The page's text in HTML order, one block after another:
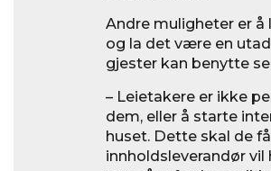
Andre muligheter er
og la det være en
gjester kan benytte
– Leietakere er ikke
dem, eller å starte
huset. Dette skal de
innholdsleverandør